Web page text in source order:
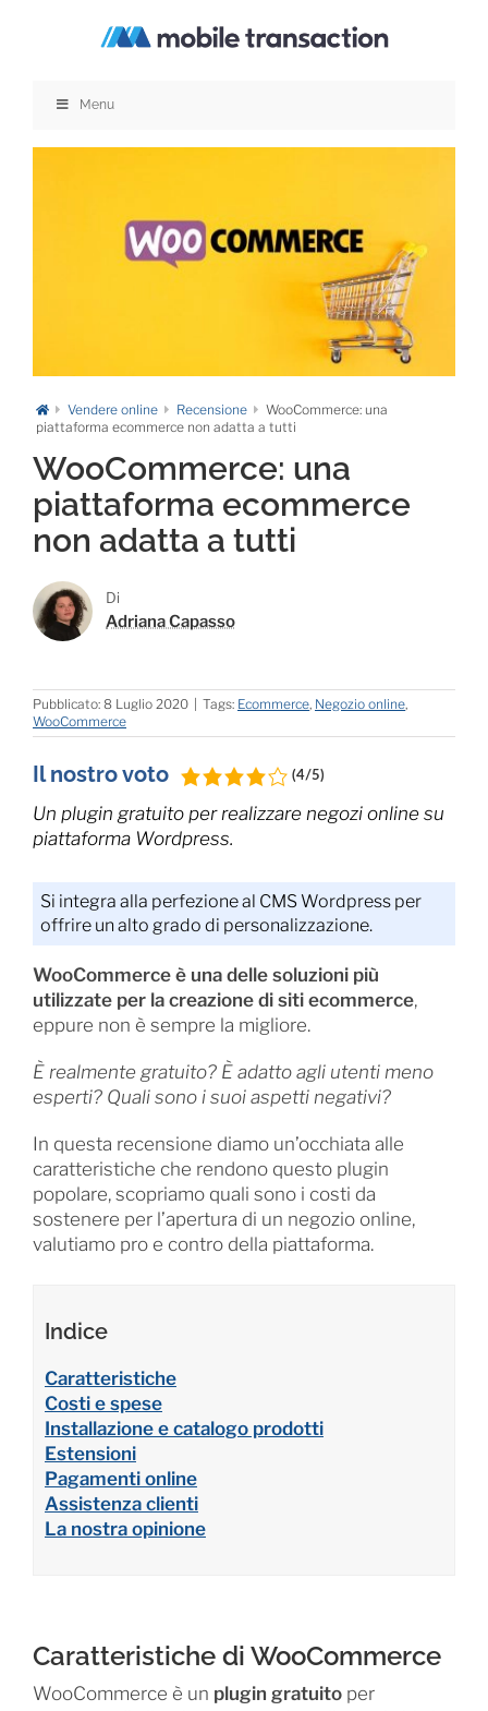
Menu
Vendere online Recensione
WooCommerce: una
piattaforma ecommerce non adatta a tutti
WooCommerce: una
piattaforma ecommerce
non adatta a tutti
Di
Adriana Capasso
Pubblicato: 8 Luglio 2020 Tags: Ecommerce, Negozio online,
WooCommerce
Il nostro voto (4/5)
Un plugin gratuito per realizzare negozi online su
piattaforma Wordpress.
Si integra alla perfezione al CMS Wordpress per
offrire un alto grado di personalizzazione.
WooCommerce è una delle soluzioni più
utilizzate per la creazione di siti ecommerce,
eppure non è sempre la migliore.
È realmente gratuito? È adatto agli utenti meno
esperti? Quali sono i suoi aspetti negativi?
In questa recensione diamo un’occhiata alle
caratteristiche che rendono questo plugin
popolare, scopriamo quali sono i costi da
sostenere per l’apertura di un negozio online,
valutiamo pro e contro della piattaforma.
Indice
Caratteristiche
Costi e spese
Installazione e catalogo prodotti
Estensioni
Pagamenti online
Assistenza clienti
La nostra opinione
Caratteristiche di WooCommerce
WooCommerce è un plugin gratuitoper